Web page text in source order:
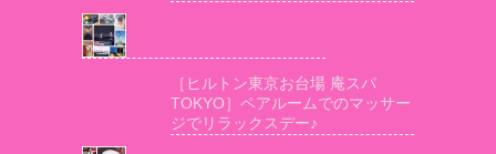
［ヒルトン東京お台場 庵スパ
TOKYO］ペアルームでのマッサー
ジでリラックスデー♪